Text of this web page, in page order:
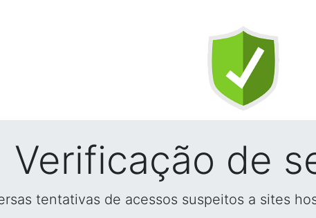
Verificação de
tentativas de acessos suspeitos a sites